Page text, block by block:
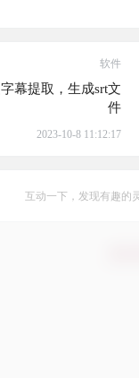
软件
幕提取，生成srt文
件
2023-10-8 11:12:17
互动一下，发现有趣的